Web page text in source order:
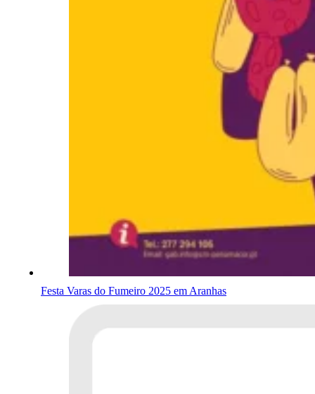
Festa Varas do Fumeiro 2025 em Aranhas